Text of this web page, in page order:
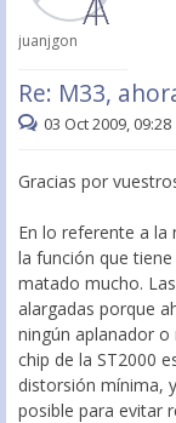
juanjgon
Re: M33,
03 Oct 2009, 09:28
Gracias por
En lo referente a la
la función que
matado mucho.
alargadas porque
ningún aplanador
chip de la ST2000
distorsión mínima,
posible para evitar